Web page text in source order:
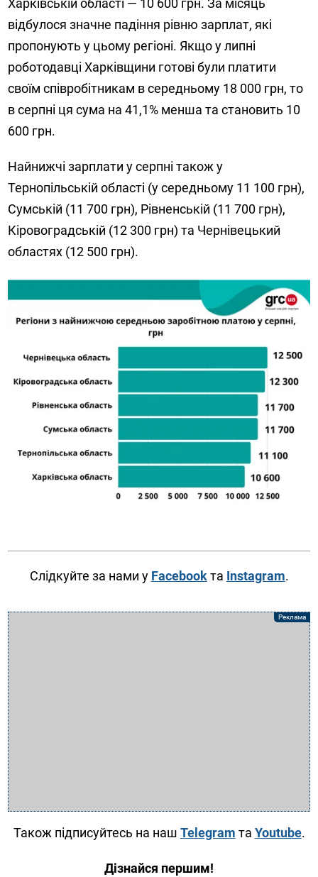
Харківській області — 10 600 грн. За місяць
відбулося значне падіння рівню зарплат, які
пропонують у цьому регіоні. Якщо у липні
роботодавці Харківщини готові були платити
своїм співробітникам в середньому 18 000 грн, то
в серпні ця сума на 41,1% менша та становить 10
600 грн.
Найнижчі зарплати у серпні також у
Тернопільській області (у середньому 11 100 грн),
Сумській (11 700 грн), Рівненській (11 700 грн),
Кіровоградській (12 300 грн) та Чернівецький
областях (12 500 грн).
Слідкуйте за нами у Facebookта Instagram.
Також підписуйтесь на наш Telegram та Youtube.
Дізнайся першим!